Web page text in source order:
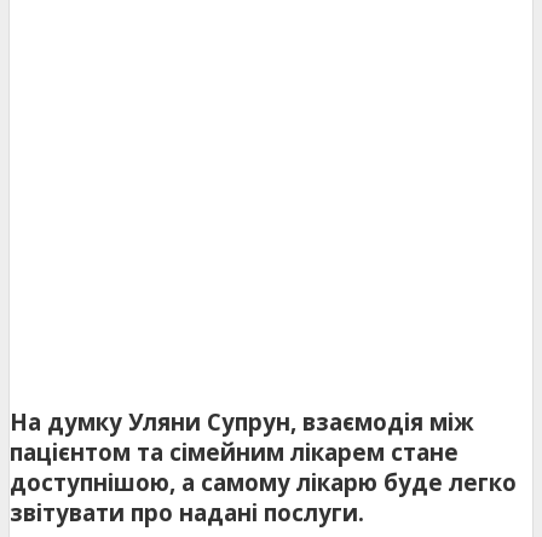
На думку Уляни Супрун, взаємодія між
пацієнтом та сімейним лікарем стане
доступнішою, а самому лікарю буде легко
звітувати про надані послуги.